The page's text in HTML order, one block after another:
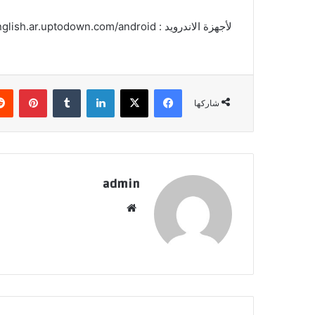
لأجهزة الاندرويد : https://speak-english.ar.uptodown.com/android
شاركها
فيسبوك ‫X لينكدإن
admin